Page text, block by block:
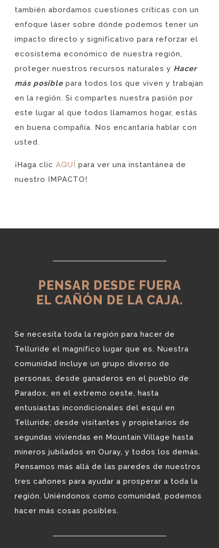
también abordamos cuestiones críticas con un
enfoque láser sobre dónde podemos tener un
impacto directo y significativo para reforzar el
ecosistema económico de nuestra región,
proteger nuestros recursos naturales y Hacer
más posible para todos los que viven y trabajan
en la región. Si compartes nuestra pasión por
este lugar al que todos llamamos hogar, estás
en buena compañía. Nos encantaría hablar con
usted.
¡Haga clic AQUÍ para ver una instantánea de
nuestro IMPACTO!
PENSAR DESDE FUERA
EL CAÑÓN DE LA CAJA.
Se necesita toda la región para hacer de
Telluride el magnífico lugar que es. Nuestra
comunidad incluye un grupo diverso de
personas, desde ganaderos en el pueblo de
Paradox, en el extremo oeste, hasta
entusiastas incondicionales del esquí en
Telluride; desde visitantes y propietarios de
segundas viviendas en Mountain Village hasta
mineros jubilados en Ouray, y todos los demás.
Pensamos más allá de las paredes de nuestros
tres cañones para ayudar a prosperar a toda la
región. Uniéndonos como comunidad, podemos
hacer más cosas posibles.